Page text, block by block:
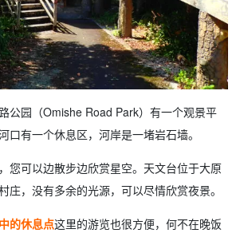
公园（Omishe Road Park）有一个观景平
口有一个休息区，河岸是一堵岩石墙。
您可以边散步边欣赏星空。天文台位于大原
庄，没有多余的光源，可以尽情欣赏夜景。
的休息点这里的游览也很方便，何不在晚饭